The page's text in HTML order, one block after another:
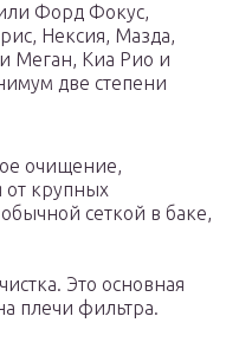
Форд Фокус,
Нексия, Мазда,
Меган, Киа Рио и
две степени
очищение,
от крупных
сеткой в баке,
Это основная
плечи фильтра.